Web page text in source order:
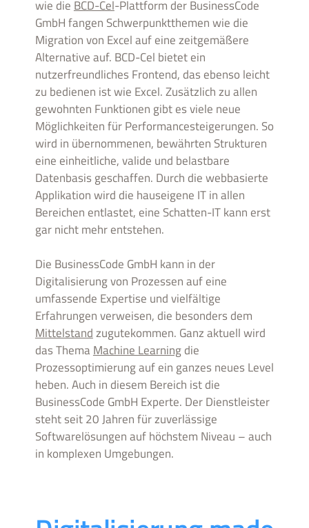
wie die BCD-Cel-Plattform der BusinessCode
GmbH fangen Schwerpunktthemen wie die
Migration von Excel auf eine zeitgemäßere
Alternative auf. BCD-Cel bietet ein
nutzerfreundliches Frontend, das ebenso leicht
zu bedienen ist wie Excel. Zusätzlich zu allen
gewohnten Funktionen gibt es viele neue
Möglichkeiten für Performancesteigerungen. So
wird in übernommenen, bewährten Strukturen
eine einheitliche, valide und belastbare
Datenbasis geschaffen. Durch die webbasierte
Applikation wird die hauseigene IT in allen
Bereichen entlastet, eine Schatten-IT kann erst
gar nicht mehr entstehen.
Die BusinessCode GmbH kann in der
Digitalisierung von Prozessen auf eine
umfassende Expertise und vielfältige
Erfahrungen verweisen, die besonders dem
Mittelstandzugutekommen. Ganz aktuell wird
das ThemaMachine Learningdie
Prozessoptimierung auf ein ganzes neues Level
heben. Auch in diesem Bereich ist die
BusinessCode GmbH Experte. Der Dienstleister
steht seit 20 Jahren für zuverlässige
Softwarelösungen auf höchstem Niveau – auch
in komplexen Umgebungen.